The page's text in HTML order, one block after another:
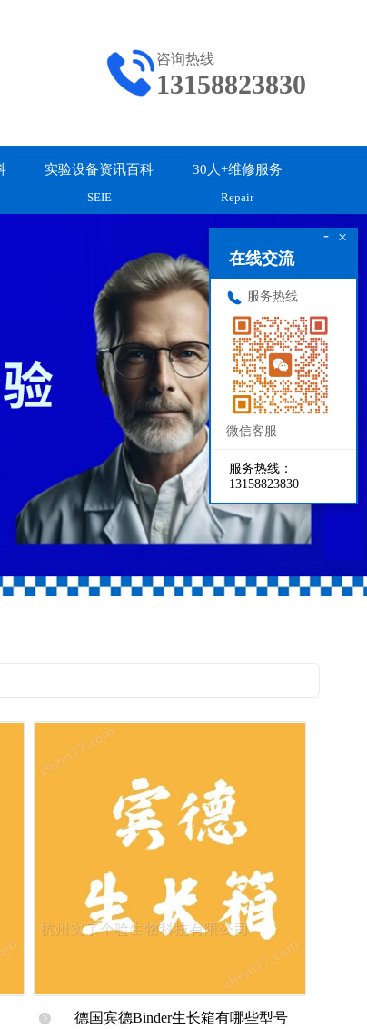
咨询热线
13158823830
实验设备资讯百科
SEIE
30人+维修服务
Repair
德国宾德Binder生长箱有哪些型号
×
-
在线交流
服务热线
微信客服
服务热线：
13158823830